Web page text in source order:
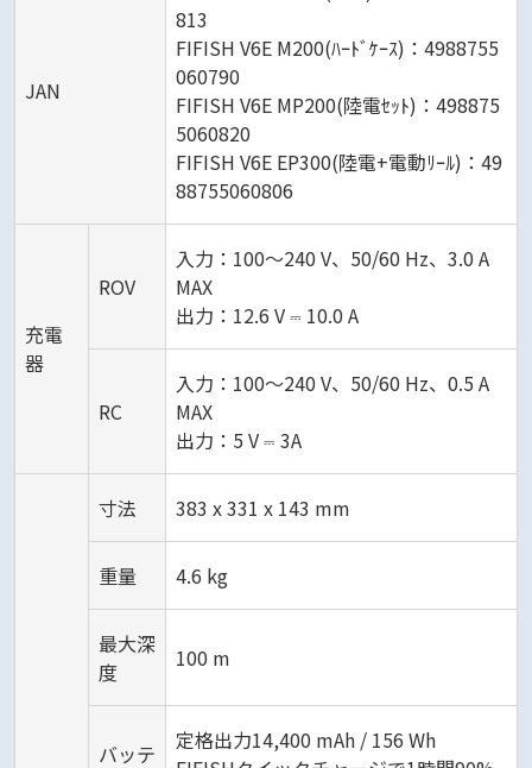
JAN
813
FIFISH V6E M200(ﾊｰﾄﾞｹｰｽ)：4988755
060790
FIFISH V6E MP200(陸電ｾｯﾄ)：498875
5060820
FIFISH V6E EP300(陸電+電動ﾘｰﾙ)：49
88755060806
充電
器
ROV
入力：100～240 V、50/60 Hz、3.0 A
MAX
出力：12.6 V ⎓ 10.0 A
RC
入力：100～240 V、50/60 Hz、0.5 A
MAX
出力：5 V ⎓ 3A
寸法 383 x 331 x 143 mm
重量 4.6 kg
最大深
度
100 m
バッテ
定格出力14,400 mAh / 156 Wh